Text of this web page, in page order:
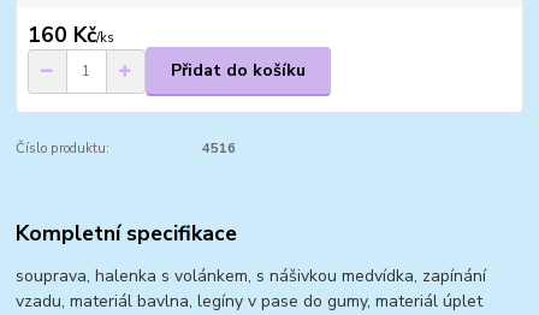
160 Kč/ks
Přidat do košíku
Číslo produktu: 4516
Kompletní specifikace
souprava, halenka s volánkem, s nášivkou medvídka, zapínání
vzadu, materiál bavlna, legíny v pase do gumy, materiál úplet